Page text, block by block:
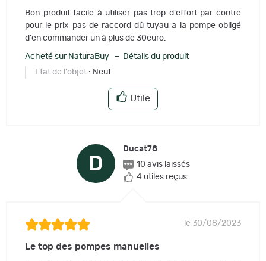
Bon produit facile à utiliser pas trop d'effort par contre
pour le prix pas de raccord dû tuyau a la pompe obligé
d'en commander un à plus de 30euro.
Acheté sur NaturaBuy – Détails du produit
Etat de l'objet : Neuf
Utile
D
Ducat78
10 avis laissés
4 utiles reçus
le 30/08/2023
Le top des pompes manuelles